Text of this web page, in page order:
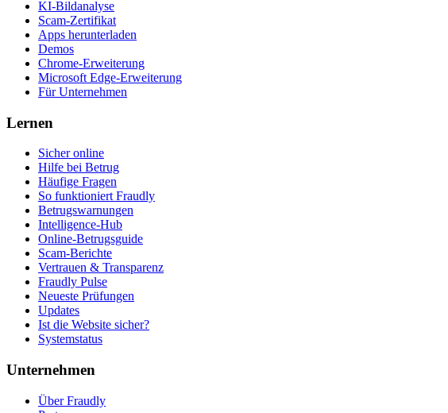
KI-Bildanalyse
Scam-Zertifikat
Apps herunterladen
Demos
Chrome-Erweiterung
Microsoft Edge-Erweiterung
Für Unternehmen
Lernen
Sicher online
Hilfe bei Betrug
Häufige Fragen
So funktioniert Fraudly
Betrugswarnungen
Intelligence-Hub
Online-Betrugsguide
Scam-Berichte
Vertrauen & Transparenz
Fraudly Pulse
Neueste Prüfungen
Updates
Ist die Website sicher?
Systemstatus
Unternehmen
Über Fraudly